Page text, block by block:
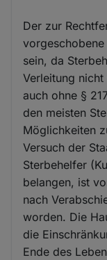
Der zur
vorgeschobene
sein, da
Verleitung
auch ohne §
den meisten
Möglichkeiten
Versuch der
Sterbehelfer
belangen, ist
nach
worden. Die
die
Ende des